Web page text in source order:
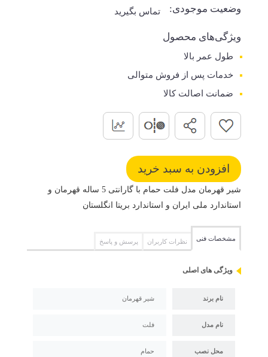
وضعیت موجودی: تماس بگیرید
ویژگی‌های محصول
طول عمر بالا
خدمات پس از فروش متوالی
ضمانت اصالت کالا
شیر قهرمان مدل فلت حمام با گارانتی 5 ساله قهرمان و
استاندارد ملی ایران و استاندارد بریتا انگلستان
مشخصات فنی نظرات کاربران پرسش و پاسخ
ویژگی های اصلی
نام برند شیر قهرمان
نام مدل فلت
محل نصب حمام